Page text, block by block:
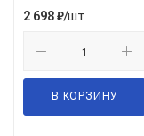
2 698₽/шт
В КОРЗИНУ